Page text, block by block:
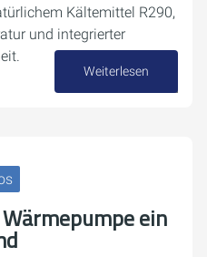
Kältemittel R290,
und integrierter
Weiterlesen
ein